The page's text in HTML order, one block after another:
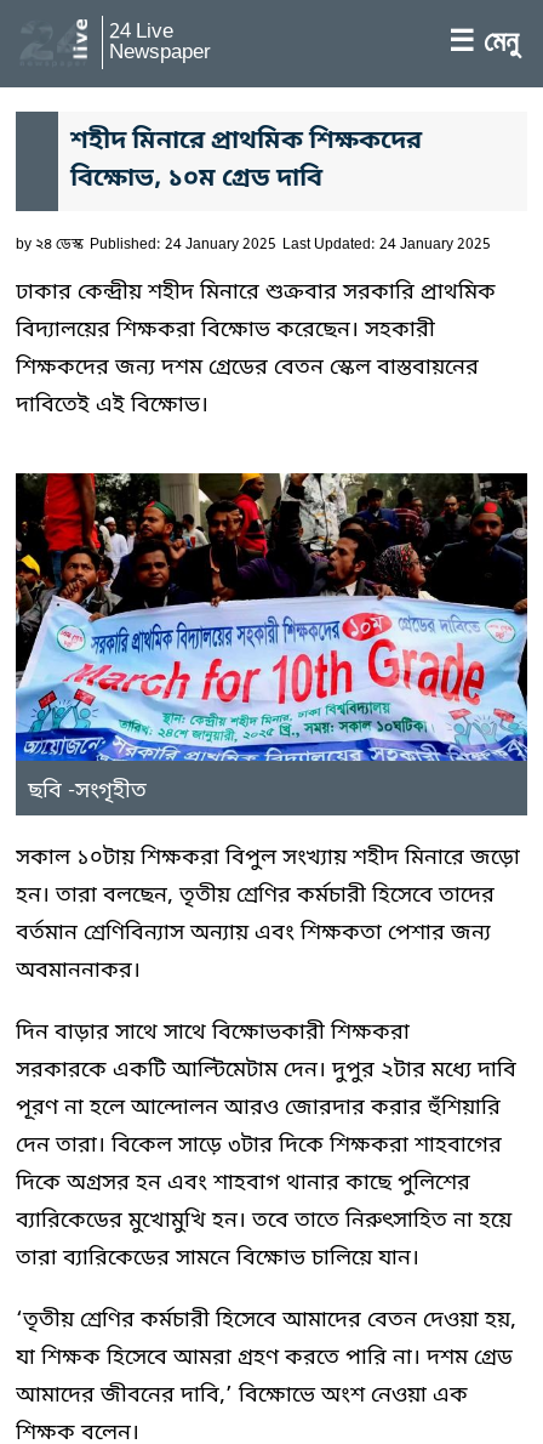
24 Live
Newspaper ☰ মেনু
শহীদ মিনারে প্রাথমিক শিক্ষকদের
বিক্ষোভ, ১০ম গ্রেড দাবি
by২৪ ডেস্ক Published: 24 January 2025 Last Updated: 24 January 2025
ঢাকার কেন্দ্রীয় শহীদ মিনারে শুক্রবার সরকারি প্রাথমিক
বিদ্যালয়ের শিক্ষকরা বিক্ষোভ করেছেন। সহকারী
শিক্ষকদের জন্য দশম গ্রেডের বেতন স্কেল বাস্তবায়নের
দাবিতেই এই বিক্ষোভ।
ছবি -সংগৃহীত
সকাল ১০টায় শিক্ষকরা বিপুল সংখ্যায় শহীদ মিনারে জড়ো
হন। তারা বলছেন, তৃতীয় শ্রেণির কর্মচারী হিসেবে তাদের
বর্তমান শ্রেণিবিন্যাস অন্যায় এবং শিক্ষকতা পেশার জন্য
অবমাননাকর।
দিন বাড়ার সাথে সাথে বিক্ষোভকারী শিক্ষকরা
সরকারকে একটি আল্টিমেটাম দেন। দুপুর ২টার মধ্যে দাবি
পূরণ না হলে আন্দোলন আরও জোরদার করার হুঁশিয়ারি
দেন তারা। বিকেল সাড়ে ৩টার দিকে শিক্ষকরা শাহবাগের
দিকে অগ্রসর হন এবং শাহবাগ থানার কাছে পুলিশের
ব্যারিকেডের মুখোমুখি হন। তবে তাতে নিরুৎসাহিত না হয়ে
তারা ব্যারিকেডের সামনে বিক্ষোভ চালিয়ে যান।
‘তৃতীয় শ্রেণির কর্মচারী হিসেবে আমাদের বেতন দেওয়া হয়,
যা শিক্ষক হিসেবে আমরা গ্রহণ করতে পারি না। দশম গ্রেড
আমাদের জীবনের দাবি,’ বিক্ষোভে অংশ নেওয়া এক
শিক্ষক বলেন।